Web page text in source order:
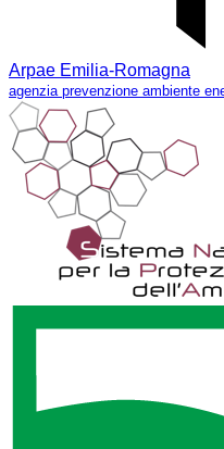
Arpae Emilia-Romagna
agenzia prevenzione ambiente